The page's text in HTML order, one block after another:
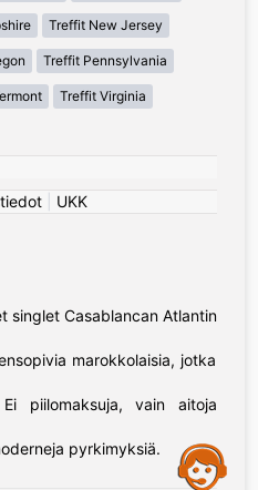
Treffit New Jersey
Treffit Pennsylvania
Treffit Virginia
| UKK
singlet Casablancan Atlantin
marokkolaisia, jotka
piilomaksuja, vain aitoja
pyrkimyksiä.